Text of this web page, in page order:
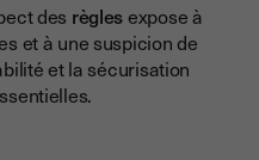
des règlesexpose à
et à une suspicion de
et la sécurisation